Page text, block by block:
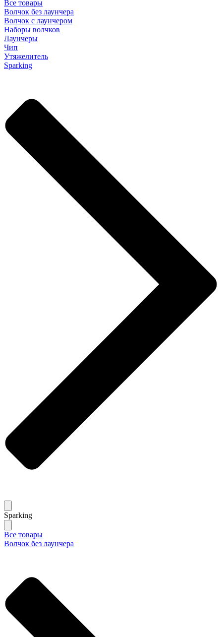
Все товары
Волчок без лаунчера
Волчок с лаунчером
Наборы волчков
Лаунчеры
Чип
Утяжелитель
Sparking
Sparking
Все товары
Волчок без лаунчера